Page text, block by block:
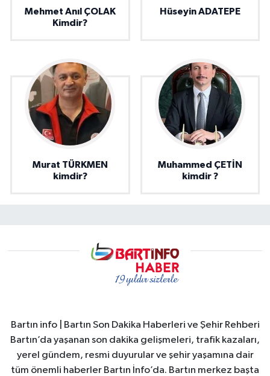
Mehmet Anıl ÇOLAK
Kimdir?
Hüseyin ADATEPE
Murat TÜRKMEN
kimdir?
Muhammed ÇETİN
kimdir ?
Bartın info | Bartın Son Dakika Haberleri ve Şehir Rehberi
Bartın’da yaşanan son dakika gelişmeleri, trafik kazaları,
yerel gündem, resmi duyurular ve şehir yaşamına dair
tüm önemli haberler Bartın İnfo’da. Bartın merkez başta